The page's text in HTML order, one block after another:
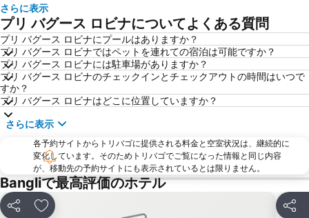
さらに表示
プリ バグース ロビナについてよくある質問
プリ バグース ロビナにプールはありますか？
プリ バグース ロビナではペットを連れての宿泊は可能ですか？
プリ バグース ロビナには駐車場がありますか？
プリ バグース ロビナのチェックインとチェックアウトの時間はいつで
すか？
プリ バグース ロビナはどこに位置していますか？
さらに表示
各予約サイトからトリバゴに提供される料金と空室状況は、継続的に
変化しています。そのためトリバゴでご覧になった情報と同じ内容
が、移動先の予約サイトにも表示されているとは限りません。
Bangliで最高評価のホテル
シェア お気に入りに追加 シェア